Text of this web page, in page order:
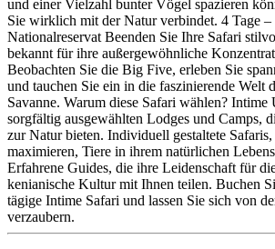
und einer Vielzahl bunter Vögel spazieren
Sie wirklich mit der Natur verbindet. 4 Tage –
Nationalreservat Beenden Sie Ihre Safari
bekannt für ihre außergewöhnliche
Beobachten Sie die Big Five, erleben Sie
und tauchen Sie ein in die faszinierende Welt
Savanne. Warum diese Safari wählen? Intime
sorgfältig ausgewählten Lodges und Camps,
zur Natur bieten. Individuell gestaltete
maximieren, Tiere in ihrem natürlichen
Erfahrene Guides, die ihre Leidenschaft für
kenianische Kultur mit Ihnen teilen. Buchen
tägige Intime Safari und lassen Sie sich von
verzaubern.